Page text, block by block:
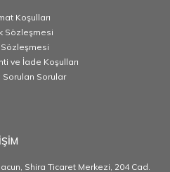
Koşulları
Sözleşmesi
Sözleşmesi
ve İade Koşulları
Sorulan Sorular
Shira Ticaret Merkezi, 204 Cad.